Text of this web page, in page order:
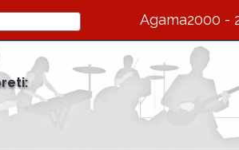
Agama2000 -
zobrazovat informace o interpretovi /
kterou chcete zobrazit
úvodní stránku ...